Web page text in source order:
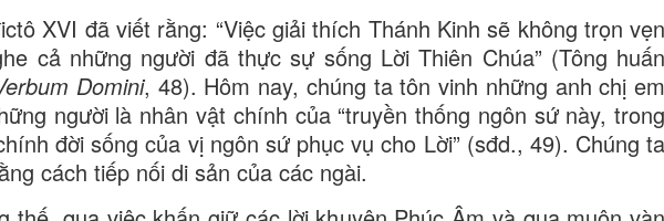
XVI đã viết rằng: “Việc giải thích Thánh Kinh sẽ không trọn vẹn
cả những người đã thực sự sống Lời Thiên Chúa” (Tông huấn
Domini, 48). Hôm nay, chúng ta tôn vinh những anh chị em
người là nhân vật chính của “truyền thống ngôn sứ này, trong
đời sống của vị ngôn sứ phục vụ cho Lời” (sđd., 49). Chúng ta
cách tiếp nối di sản của các ngài.